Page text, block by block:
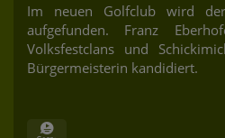
Im neuen Golfclub wird
aufgefunden. Franz
Volksfestclans und
Bürgermeisterin kandidiert.